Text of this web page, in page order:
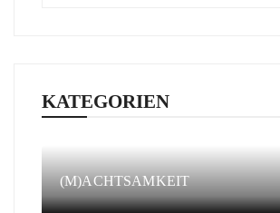
KATEGORIEN
(M)ACHTSAMKEIT